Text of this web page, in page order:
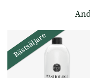
Bästsäljare